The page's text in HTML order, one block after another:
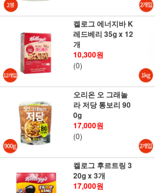
켈로그 에너지바 K
레드베리 35g x 12
개
10,300원
(0)
오리온 오 그래놀
라 저당 통보리 90
0g
17,000원
(0)
켈로그 후르트링 3
20g x 3개
17,000원